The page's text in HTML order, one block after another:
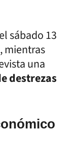
sábado 13
mientras
una
destrezas